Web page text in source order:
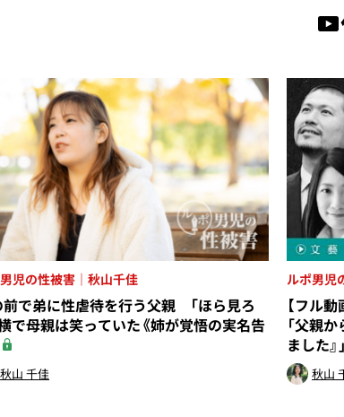
児の性被害｜秋山千佳
前で弟に性虐待を行う父親 「ほら見ろ
で母親は笑っていた《姉が覚悟の実名告
秋山 千佳
ルポ男児
【フル
「父親
ました』」
秋山